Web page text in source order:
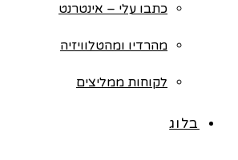
כתבו עלי – אינטרנט
מהרדיו ומהטלוויזיה
לקוחות ממליצים
בלוג